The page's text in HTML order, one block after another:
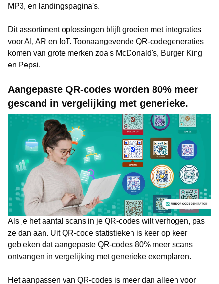
MP3, en landingspagina's.
Dit assortiment oplossingen blijft groeien met integraties
voor AI, AR en IoT. Toonaangevende QR-codegeneraties
komen van grote merken zoals McDonald's, Burger King
en Pepsi.
Aangepaste QR-codes worden 80% meer
gescand in vergelijking met generieke.
Als je het aantal scans in je QR-codes wilt verhogen, pas
ze dan aan. Uit QR-code statistieken is keer op keer
gebleken dat aangepaste QR-codes 80% meer scans
ontvangen in vergelijking met generieke exemplaren.
Het aanpassen van QR-codes is meer dan alleen voor